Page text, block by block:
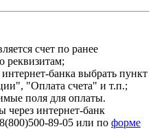
счет по ранее
реквизитам;
банка выбрать пункт
"Оплата счета" и т.п.;
поля для оплаты.
через интернет-банк
89-05 или по форме